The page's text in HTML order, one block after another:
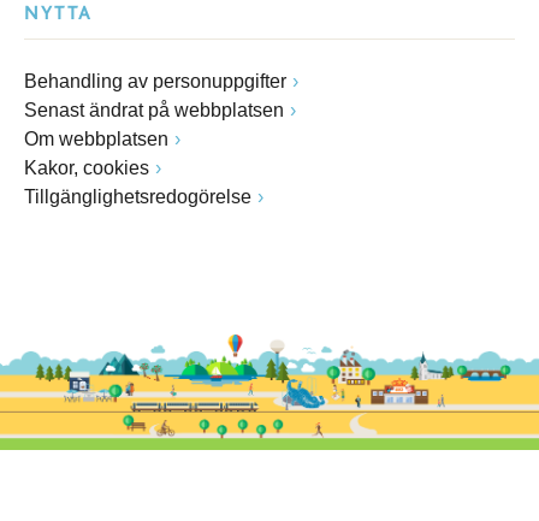
NYTTA
Behandling av personuppgifter
Senast ändrat på webbplatsen
Om webbplatsen
Kakor, cookies
Tillgänglighetsredogörelse